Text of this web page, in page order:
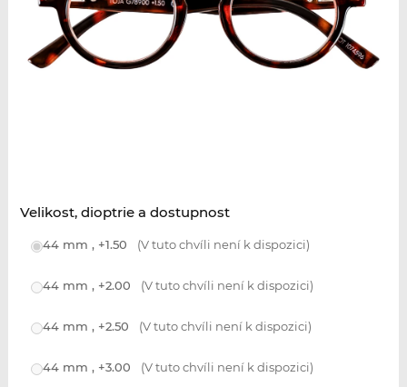
Velikost, dioptrie a dostupnost
44 mm , +1.50 (V tuto chvíli není k dispozici)
44 mm , +2.00 (V tuto chvíli není k dispozici)
44 mm , +2.50 (V tuto chvíli není k dispozici)
44 mm , +3.00 (V tuto chvíli není k dispozici)